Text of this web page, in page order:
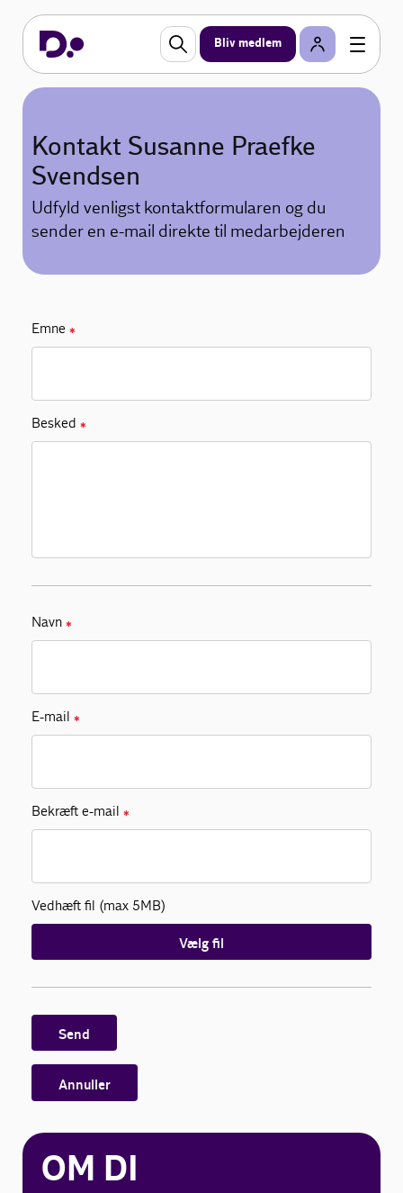
Bliv medlem
Kontakt Susanne Praefke
Svendsen
Udfyld venligst kontaktformularen og du
sender en e-mail direkte til medarbejderen
Emne ✱
Besked ✱
Navn ✱
E-mail ✱
Bekræft e-mail ✱
Vedhæft fil (max 5MB)
Vælg fil
Send
Annuller
OM DI